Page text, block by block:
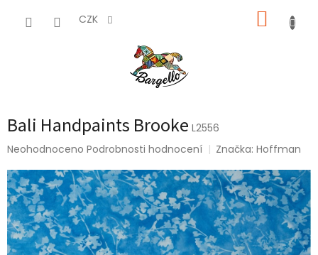
CZK
Bali Handpaints Brooke L2556
Průměrné
produktu
je
0,0
z
5
hvězdiček.
Neohodnoceno Podrobnosti hodnocení Značka:Hoffman